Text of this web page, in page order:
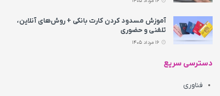
آموزش مسدود کردن کارت بانکی + روش‌های آنلاین،
تلفنی و حضوری
دسترسی سریع
فناوری